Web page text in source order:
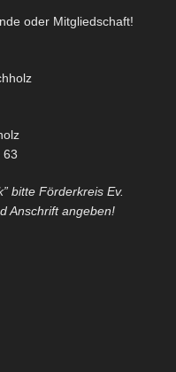
oder Mitgliedschaft!
63
bitte Förderkreis Ev.
Anschrift angeben!